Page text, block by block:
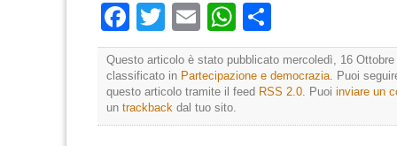
Facebook
TwitterEmailWhatsApp
Questo articolo è stato pubblicato mercoledì, 16
classificato in Partecipazione e democrazia. Puoi
questo articolo tramite il feed RSS 2.0. Puoi inviare un
un trackback dal tuo sito.